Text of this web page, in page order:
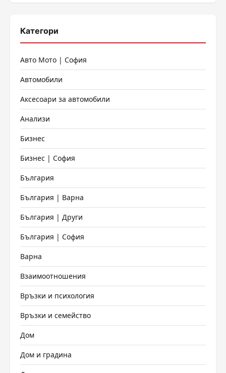
Категори
Авто Мото | София
Автомобили
Аксесоари за автомобили
Анализи
Бизнес
Бизнес | София
България
България | Варна
България | Други
България | София
Варна
Взаимоотношения
Връзки и психология
Връзки и семейство
Дом
Дом и градина